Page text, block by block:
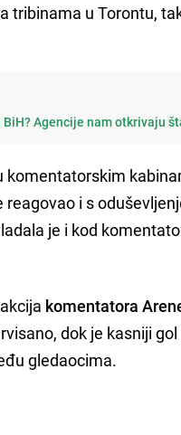
tribinama u Torontu,
Agencije nam otkrivaju
komentatorskim
reagovao i s
je i kod
komentatora
dok je kasniji
gledaocima.